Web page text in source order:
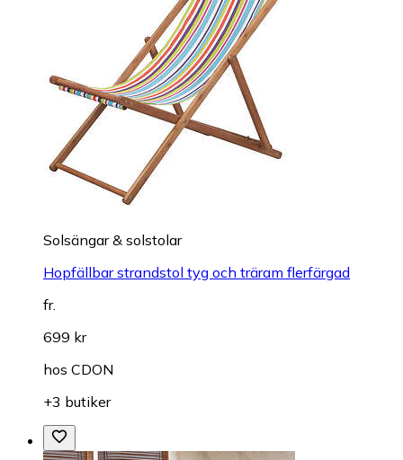
Solsängar & solstolar
Hopfällbar strandstol tyg och träram flerfärgad
fr.
699 kr
hos CDON
+3 butiker